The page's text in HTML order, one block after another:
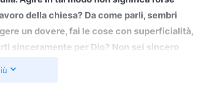
della chiesa? Da come parli, sembri
un dovere, fai le cose con superficialità,
sinceramente per Dio? Non sei sincero